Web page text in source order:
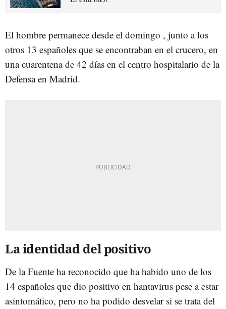
El hombre permanece desde el domingo , junto a los
otros 13 españoles que se encontraban en el crucero, en
una cuarentena de 42 días en el centro hospitalario de la
Defensa en Madrid.
La identidad del positivo
De la Fuente ha reconocido que ha habido uno de los
14 españoles que dio positivo en hantavirus pese a estar
asintomático, pero no ha podido desvelar si se trata del